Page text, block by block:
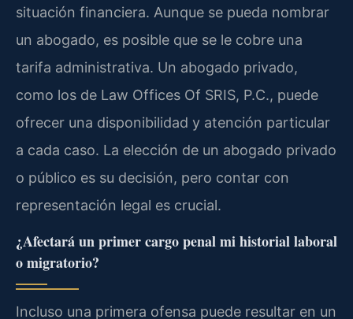
situación financiera. Aunque se pueda nombrar
un abogado, es posible que se le cobre una
tarifa administrativa. Un abogado privado,
como los de Law Offices Of SRIS, P.C., puede
ofrecer una disponibilidad y atención particular
a cada caso. La elección de un abogado privado
o público es su decisión, pero contar con
representación legal es crucial.
¿Afectará un primer cargo penal mi historial laboral
o migratorio?
Incluso una primera ofensa puede resultar en un